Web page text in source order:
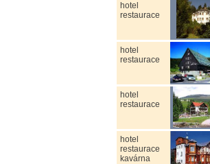
hotel
restaurace
hotel
restaurace
hotel
restaurace
hotel
restaurace
kavárna